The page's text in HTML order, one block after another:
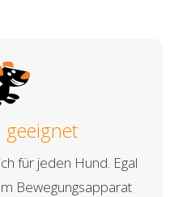
geeignet
für jeden Hund. Egal
Bewegungsapparat